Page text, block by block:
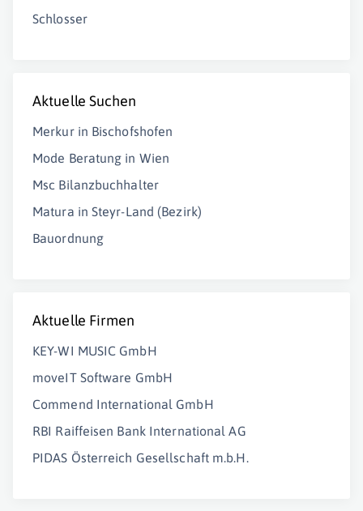
Schlosser
Aktuelle Suchen
Merkur in Bischofshofen
Mode Beratung in Wien
Msc Bilanzbuchhalter
Matura in Steyr-Land (Bezirk)
Bauordnung
Aktuelle Firmen
KEY-WI MUSIC GmbH
moveIT Software GmbH
Commend International GmbH
RBI Raiffeisen Bank International AG
PIDAS Österreich Gesellschaft m.b.H.